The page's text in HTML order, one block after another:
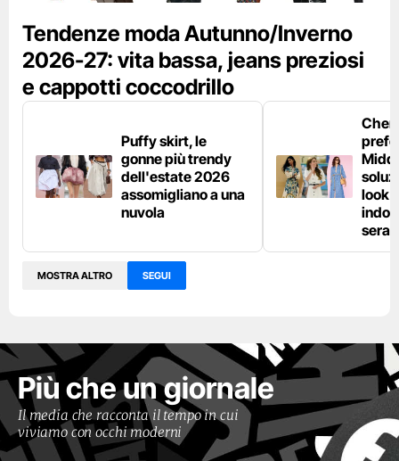
Tendenze moda Autunno/Inverno
2026-27: vita bassa, jeans preziosi
e cappotti coccodrillo
Puffy skirt, le
gonne più trendy
dell'estate 2026
assomigliano a una
nuvola
look
sera
MOSTRA ALTRO SEGUI
Più che un giornale
Il media che racconta il tempo in cui
viviamo con occhi moderni